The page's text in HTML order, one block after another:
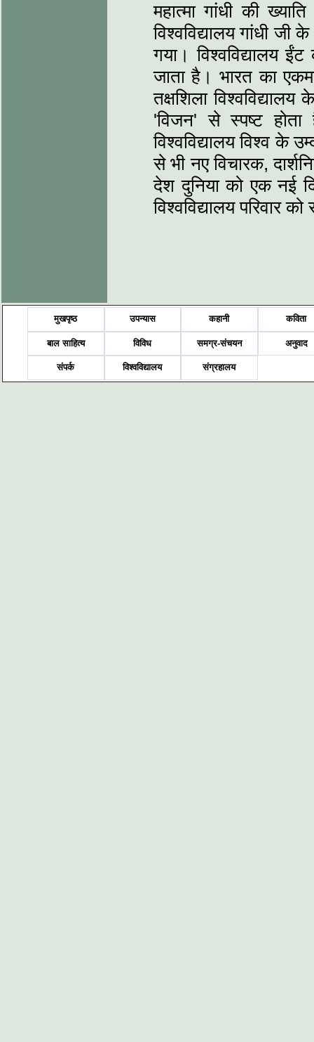
महात्मा गांधी की
विश्वविद्यालय गांधी
गया। विश्वविद्यालय
जाता है। भारत का
तक्षशिला
'विजन' से स्पष्ट
विश्वविद्यालय विश्व के
से भी नए विचारक,
देश दुनिया को एक नई
विश्वविद्यालय परिवार को
मुखपृष्ठ उपन्यास कहानी कविता
बाल साहित्य विविध समग्र-संचयन अनुवाद
संपर्क विश्वविद्यालय संग्रहालय